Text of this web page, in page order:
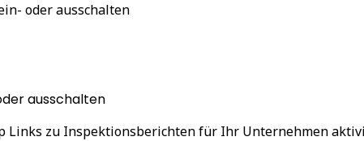
oder ausschalten
ausschalten
Links zu Inspektionsberichten für Ihr Unternehmen